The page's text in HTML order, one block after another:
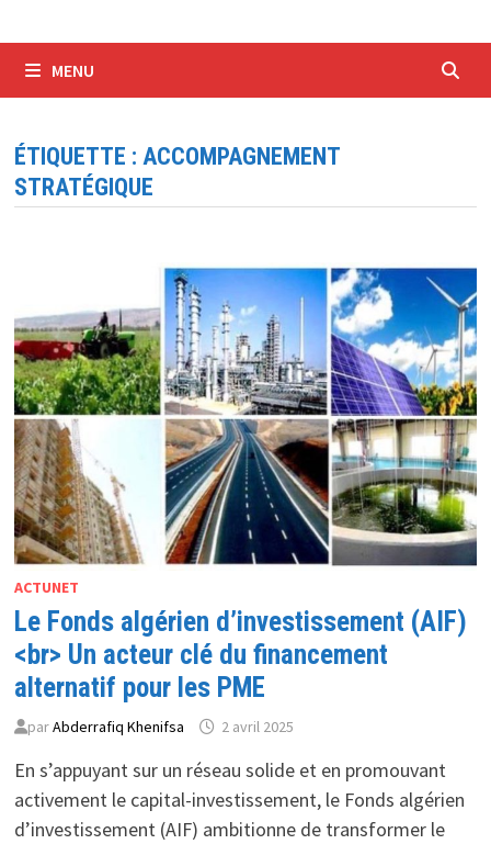
MENU
ÉTIQUETTE : ACCOMPAGNEMENT
STRATÉGIQUE
ACTUNET
Le Fonds algérien d’investissement (AIF)
<br> Un acteur clé du financement
alternatif pour les PME
parAbderrafiq Khenifsa 2 avril 2025
En s’appuyant sur un réseau solide et en promouvant
activement le capital-investissement, le Fonds algérien
d’investissement (AIF) ambitionne de transformer le